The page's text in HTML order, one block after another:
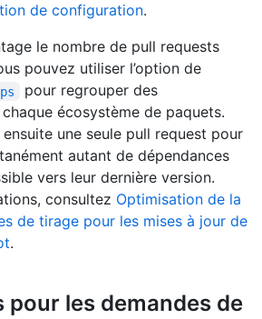
de configuration.
le nombre de pull requests
pouvez utiliser l’option de
pour regrouper des
écosystème de paquets.
une seule pull request pour
autant de dépendances
vers leur dernière version.
consultez Optimisation de la
de tirage pour les mises à jour de
.
pour les demandes de